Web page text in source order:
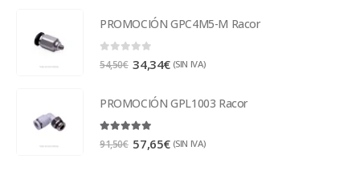
PROMOCIÓN GPC4M5-M Racor
54,50€ 34,34€ (SIN IVA)
PROMOCIÓN GPL1003 Racor
91,50€ 57,65€ (SIN IVA)